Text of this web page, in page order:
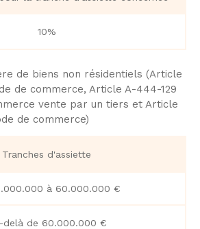
10%
de biens non résidentiels (Article
de commerce, Article A-444-129
vente par un tiers et Article
de commerce)
Tranches d'assiette
à 60.000.000 €​
delà de 60.000.000 €​